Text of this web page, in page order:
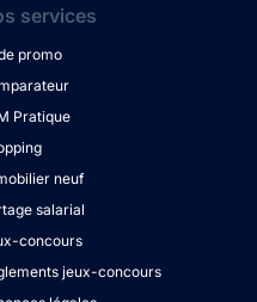
services
promo
Pratique
neuf
salarial
concours
jeux-concours